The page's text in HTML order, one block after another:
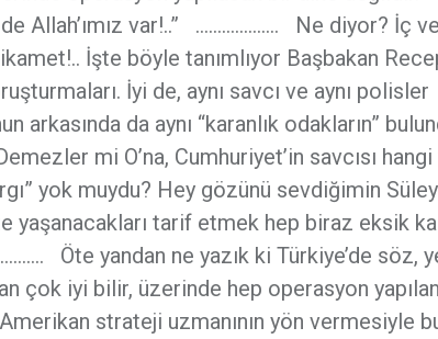
Allah’ımız var!..” ………………. Ne diyor? İç ve
İşte böyle tanımlıyor Başbakan
İyi de, aynı savcı ve aynı polisler
da aynı “karanlık odakların”
mi O’na, Cumhuriyet’in savcısı
yok muydu? Hey gözünü sevdiğimin
tarif etmek hep biraz eksik
Öte yandan ne yazık ki Türkiye’de söz,
çok iyi bilir, üzerinde hep operasyon
strateji uzmanının yön vermesiyle